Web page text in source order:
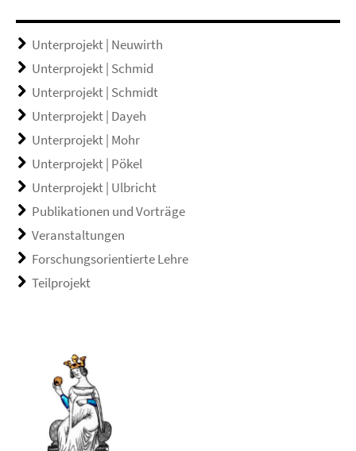
Unterprojekt | Neuwirth
Unterprojekt | Schmid
Unterprojekt | Schmidt
Unterprojekt | Dayeh
Unterprojekt | Mohr
Unterprojekt | Pökel
Unterprojekt | Ulbricht
Publikationen und Vorträge
Veranstaltungen
Forschungsorientierte Lehre
Teilprojekt